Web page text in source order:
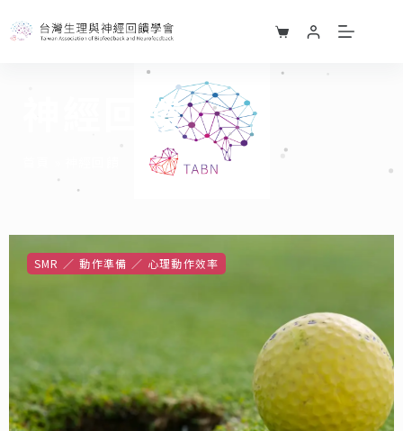
神經回饋
SMR 動作準備 心理動作效率